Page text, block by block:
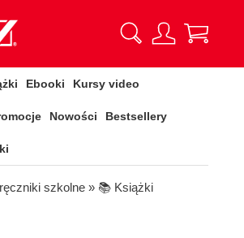
Ebooki Kursy video
Nowości Bestsellery
szkolne » 📚 Książki